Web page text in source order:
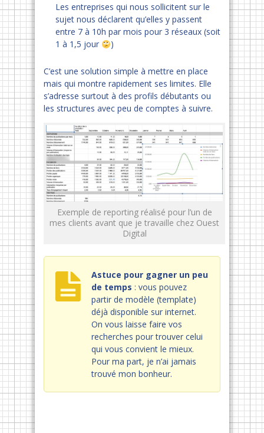
Les entreprises qui nous sollicitent sur le
sujet nous déclarent qu’elles y passent
entre 7 à 10h par mois pour 3 réseaux (soit
1 à 1,5 jour
)
C’est une solution simple à mettre en place
mais qui montre rapidement ses limites. Elle
s’adresse surtout à des profils débutants ou
les structures avec peu de comptes à suivre.
Exemple de reporting réalisé pour l’un de
mes clients avant que je travaille chez Ouest
Digital
Astuce pour gagner un peu
de temps : vous pouvez
partir de modèle (template)
déjà disponible sur internet.
On vous laisse faire vos
recherches pour trouver celui
qui vous convient le mieux.
Pour ma part, je n’ai jamais
trouvé mon bonheur.